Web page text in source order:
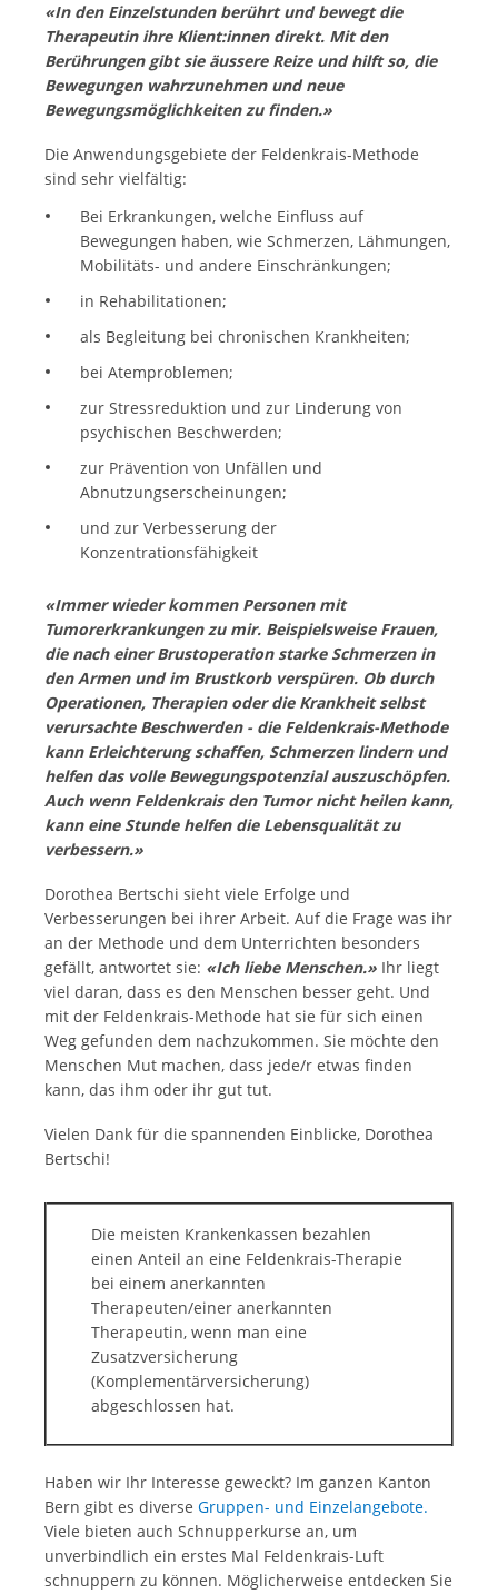
«In den Einzelstunden berührt und bewegt die
Therapeutin ihre Klient:innen direkt. Mit den
Berührungen gibt sie äussere Reize und hilft so, die
Bewegungen wahrzunehmen und neue
Bewegungsmöglichkeiten zu finden.»
Die Anwendungsgebiete der Feldenkrais-Methode
sind sehr vielfältig:
Bei Erkrankungen, welche Einfluss auf
Bewegungen haben, wie Schmerzen, Lähmungen,
Mobilitäts- und andere Einschränkungen;
in Rehabilitationen;
als Begleitung bei chronischen Krankheiten;
bei Atemproblemen;
zur Stressreduktion und zur Linderung von
psychischen Beschwerden;
zur Prävention von Unfällen und
Abnutzungserscheinungen;
und zur Verbesserung der
Konzentrationsfähigkeit
«Immer wieder kommen Personen mit
Tumorerkrankungen zu mir. Beispielsweise Frauen,
die nach einer Brustoperation starke Schmerzen in
den Armen und im Brustkorb verspüren. Ob durch
Operationen, Therapien oder die Krankheit selbst
verursachte Beschwerden - die Feldenkrais-Methode
kann Erleichterung schaffen, Schmerzen lindern und
helfen das volle Bewegungspotenzial auszuschöpfen.
Auch wenn Feldenkrais den Tumor nicht heilen kann,
kann eine Stunde helfen die Lebensqualität zu
verbessern.»
Dorothea Bertschi sieht viele Erfolge und
Verbesserungen bei ihrer Arbeit. Auf die Frage was ihr
an der Methode und dem Unterrichten besonders
gefällt, antwortet sie: «Ich liebe Menschen.» Ihr liegt
viel daran, dass es den Menschen besser geht. Und
mit der Feldenkrais-Methode hat sie für sich einen
Weg gefunden dem nachzukommen. Sie möchte den
Menschen Mut machen, dass jede/r etwas finden
kann, das ihm oder ihr gut tut.
Vielen Dank für die spannenden Einblicke, Dorothea
Bertschi!
Die meisten Krankenkassen bezahlen
einen Anteil an eine Feldenkrais-Therapie
bei einem anerkannten
Therapeuten/einer anerkannten
Therapeutin, wenn man eine
Zusatzversicherung
(Komplementärversicherung)
abgeschlossen hat.
Haben wir Ihr Interesse geweckt? Im ganzen Kanton
Bern gibt es diverse Gruppen- und Einzelangebote.
Viele bieten auch Schnupperkurse an, um
unverbindlich ein erstes Mal Feldenkrais-Luft
schnuppern zu können. Möglicherweise entdecken Sie